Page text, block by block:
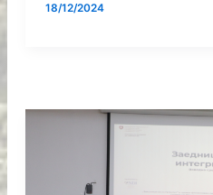
18/12/2024